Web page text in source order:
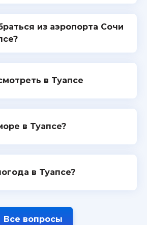
из аэропорта Сочи
в Туапсе
в Туапсе?
в Туапсе?
Все вопросы